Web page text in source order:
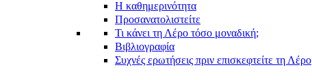
Η καθημερινότητα
Προσανατολιστείτε
Τι κάνει τη Λέρο τόσο μοναδική;
Βιβλιογραφία
Συχνές ερωτήσεις πριν επισκεφτείτε τη Λέρο